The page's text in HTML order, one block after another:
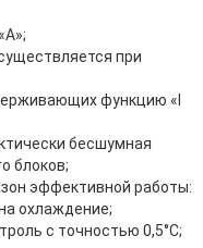
при
функцию «I
бесшумная
блоков;
эффективной работы:
охлаждение;
с точностью 0,5°C;